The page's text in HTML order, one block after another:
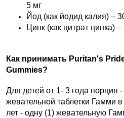
5 мг
Йод (как йодид калия) –
Цинк (как цитрат цинка) –
Как принимать Puritan's
Gummies?
Для детей от 1- 3 года порция
жевательной таблетки Гамми
лет - одну (1) жевательную